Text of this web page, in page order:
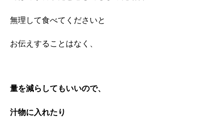
無理して食べてくださいと
お伝えすることはなく、
量を減らしてもいいので、
汁物に入れたり